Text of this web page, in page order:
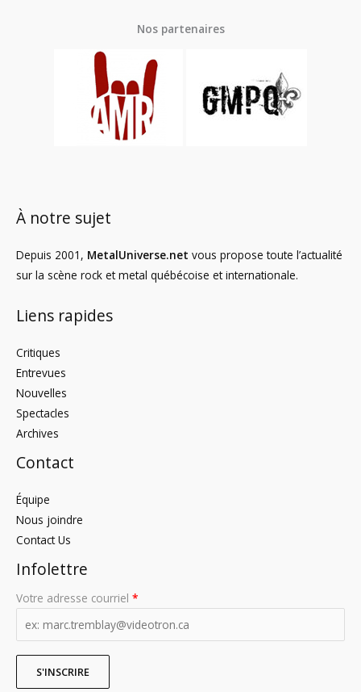
Nos partenaires
À notre sujet
Depuis 2001, MetalUniverse.net vous propose toute l’actualité
sur la scène rock et metal québécoise et internationale.
Liens rapides
Critiques
Entrevues
Nouvelles
Spectacles
Archives
Contact
Équipe
Nous joindre
Contact Us
Infolettre
Votre adresse courriel *